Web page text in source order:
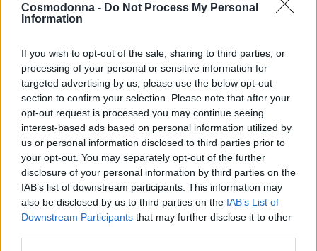
Cosmodonna - Do Not Process My Personal
Information
If you wish to opt-out of the sale, sharing to third parties, or
processing of your personal or sensitive information for
targeted advertising by us, please use the below opt-out
section to confirm your selection. Please note that after your
opt-out request is processed you may continue seeing
interest-based ads based on personal information utilized by
us or personal information disclosed to third parties prior to
your opt-out. You may separately opt-out of the further
disclosure of your personal information by third parties on the
IAB’s list of downstream participants. This information may
also be disclosed by us to third parties on the IAB’s List of
Downstream Participants that may further disclose it to other
οποίο χαρίζει ακόμη μεγαλύτερη διάρκεια στο χρώμα.
‘Ελαιο χουρμά με αντιοξειδωτικές ιδιότητες, καθώς και
λάδι tsubaki για εκτυφλωτική λάμψη και ενυδάτωση.
Έχει 100% κάλυψη λευκών μαλλιών σε όλες τις
αποχρώσεις της, αλλά και φυσικά ice χρώματα για ακόμη
πιο αγνές αποχρώσεις.
Η βαφή μαλλιών 6.4 Ξανθό σκούρο χάλκινο Echos Color